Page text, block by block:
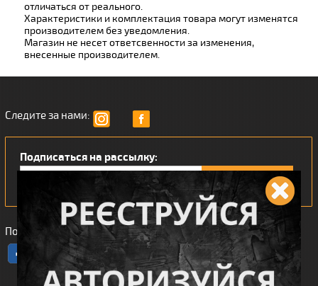
отличаться от реального.
Характеристики и комплектация товара могут изменятся
производителем без уведомления.
Магазин не несет ответсвенности за изменения,
внесенные производителем.
Следите за нами:
Подписаться на рассылку:
Понравился наш интернет магазин?